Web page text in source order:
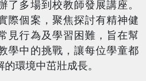
了多場到校教師發展講座。
際個案，聚焦探討有精神健
見行為及學習困難，旨在幫
學中的挑戰，讓每位學童都
環境中茁壯成長。